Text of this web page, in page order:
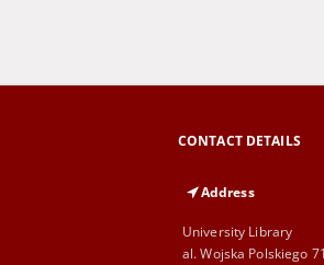
CONTACT DETAILS
Address
University Library
al. Wojska Polskiego 71